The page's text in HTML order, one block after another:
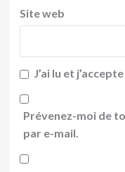
Site web
J’ai lu et
Prévenez-moi de
par e-mail.